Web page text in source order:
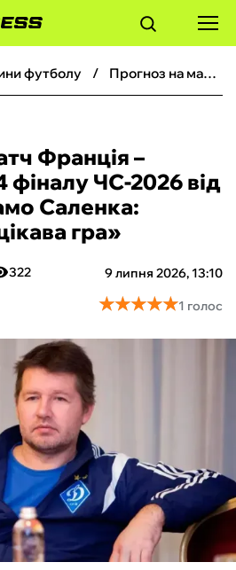
футболу Прогноз на матч Франція – Марокко у 1/4 фіналу ЧС-2026 від легенди Динамо Саленка: «‎Точно буде цікава гра»
Франція –
ЧС-2026 від
Саленка:
гра»
9 липня 2026, 13:10
322
★★★★★
★★★★★1 голос